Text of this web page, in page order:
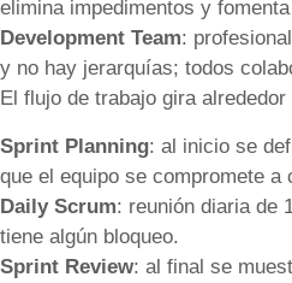
elimina impedimentos y
Development Team:
y no hay jerarquías; todos
El flujo de trabajo gira
Sprint Planning: al inicio se
que el equipo se compromete a
Daily Scrum: reunión diaria de
tiene algún bloqueo.
Sprint Review: al final se